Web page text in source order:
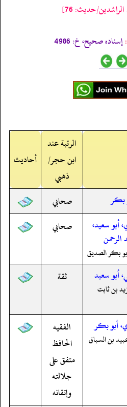
حدیث: 76]
إسناده صحيح، خ: 4986
الرتبة عند
ابن حجر/
ذهبي
أحاديث
بكر
صحابي
أبو سعيد،
الرحمن
بكر الصديق
صحابي
أبو سعيد
بن ثابت
ثقة
أبو بكر
بن السباق
الفقيه
الحافظ
متفق على
جلالته
وإتقانه